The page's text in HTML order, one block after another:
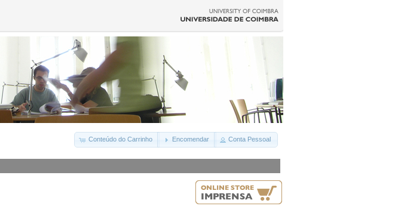
Conteúdo do Carrinho Encomendar Conta Pessoal